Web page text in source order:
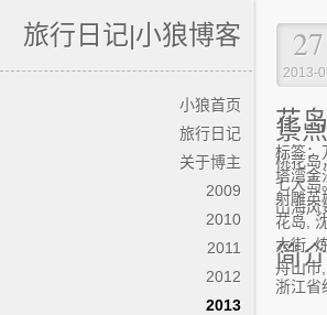
旅行日记|小狼博客
小狼首页
旅行日记
关于博主
2009
2010
2011
2012
2013
27
2013-
花
标签：
塔湾金
射雕英
花岛
大街,
舟山市
景
桃花岛
七大岛
山海风
简
浙江省